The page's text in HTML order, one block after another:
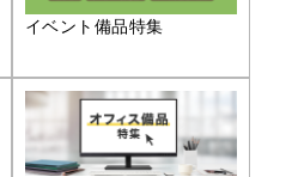
イベント備品特集